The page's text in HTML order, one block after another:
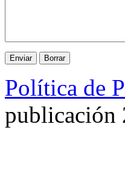
Política de
publicación